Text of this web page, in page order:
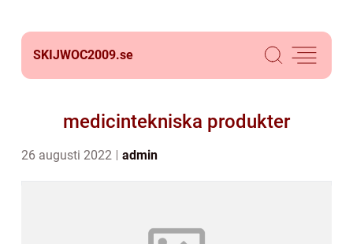
SKIJWOC2009.se
medicintekniska produkter
26 augusti 2022 admin